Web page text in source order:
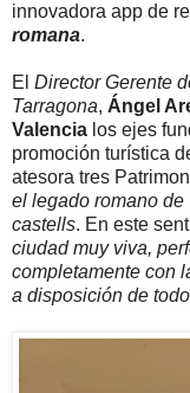
innovadora app de
romana.
El Director Gerente
Tarragona, Ángel
Valencia los ejes
promoción turística
atesora tres
el legado romano de
castells. En este
ciudad muy viva,
completamente con
a disposición de